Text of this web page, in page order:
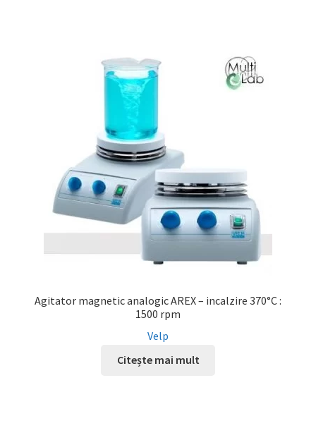
Agitator magnetic analogic AREX – incalzire 370°C :
1500 rpm
Velp
Citește mai mult